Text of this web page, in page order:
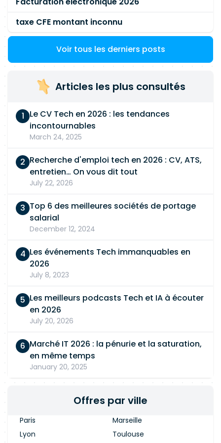
(approche fonctionnelle) * Gestion de projet *
Modélisation et optimisation des processus *
changement * Pilotage d'indicateurs (KPI, SLA) *
Outils de gestion de projet (MS Project, Z0-
(SharePoint, Microsoft 365) ### Savoir-être *
Excellentes capacités relationnelles *
d'analyse et de synthèse * Pédagogie * Rigueur
rédactionnelle * Autonomie * Esprit d'équipe ##
Profil recherché * Plus de 15 ans d'expérience en
gestion de projets complexes ou management. *
Minimum 6 ans d'expérience en pilotage ou
AMOA de centres de relation usagers. *
Expérience d'au moins 3 ans dans une
collectivité territoriale ou un établissement
public. * Certifications obligatoires : Lean
Management Gestion de projet. ## Livrables
attendus * Dossier de cadrage fonctionnel *
Comptes rendus et supports de comités *
Planning et tableaux de bord * Cartographie des
processus * Cahiers de tests et rapports de
recette * Guides utilisateurs * Base de
connaissances * Supports de formation et
module e-learning.
taxe CFE montant inconnu
Voir tous les derniers posts
Articles les plus consultés
Le CV Tech en 2026 : les tendances
incontournables
March 24, 2025
Recherche d'emploi tech en 2026 : CV, ATS,
entretien… On vous dit tout
July 22, 2026
Top 6 des meilleures sociétés de portage
salarial
December 12, 2024
Les événements Tech immanquables en
2026
July 8, 2023
Les meilleurs podcasts Tech et IA à écouter
en 2026
July 20, 2026
Marché IT 2026 : la pénurie et la saturation,
en même temps
January 20, 2025
Offres par ville
Paris
Marseille
Lyon
Toulouse